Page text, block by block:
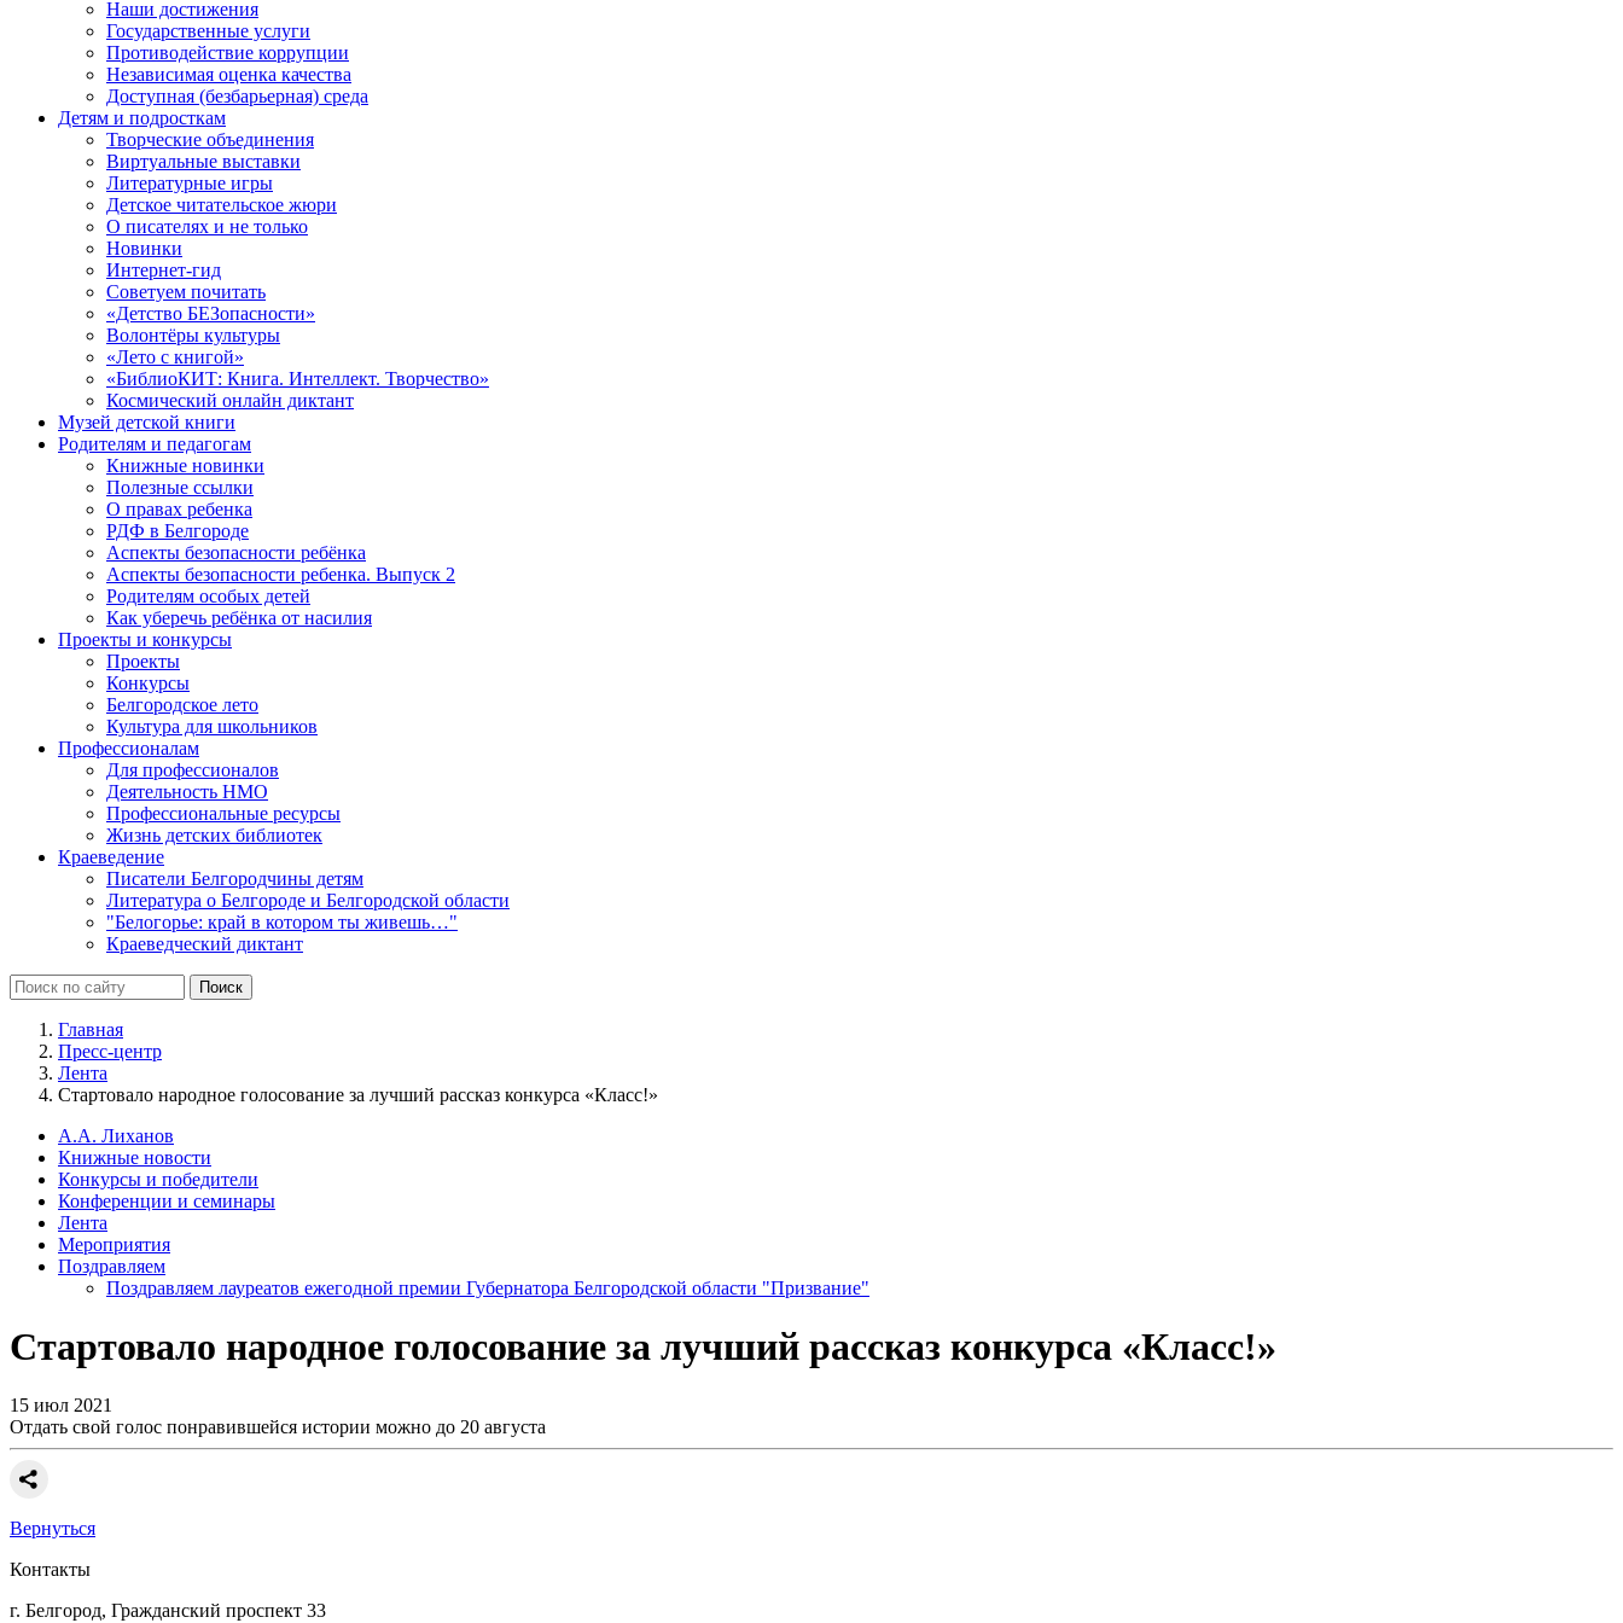
Наши достижения
Государственные услуги
Противодействие коррупции
Независимая оценка качества
Доступная (безбарьерная) среда
Детям и подросткам
Творческие объединения
Виртуальные выставки
Литературные игры
Детское читательское жюри
О писателях и не только
Новинки
Интернет-гид
Советуем почитать
«Детство БЕЗопасности»
Волонтёры культуры
«Лето с книгой»
«БиблиоКИТ: Книга. Интеллект. Творчество»
Космический онлайн диктант
Музей детской книги
Родителям и педагогам
Книжные новинки
Полезные ссылки
О правах ребенка
РДФ в Белгороде
Аспекты безопасности ребёнка
Аспекты безопасности ребенка. Выпуск 2
Родителям особых детей
Как уберечь ребёнка от насилия
Проекты и конкурсы
Проекты
Конкурсы
Белгородское лето
Культура для школьников
Профессионалам
Для профессионалов
Деятельность НМО
Профессиональные ресурсы
Жизнь детских библиотек
Краеведение
Писатели Белгородчины детям
Литература о Белгороде и Белгородской области
"Белогорье: край в котором ты живешь…"
Краеведческий диктант
Главная
Пресс-центр
Лента
Стартовало народное голосование за лучший рассказ конкурса «Класс!»
А.А. Лиханов
Книжные новости
Конкурсы и победители
Конференции и семинары
Лента
Мероприятия
Поздравляем
Поздравляем лауреатов ежегодной премии Губернатора Белгородской области "Призвание"
Стартовало народное голосование за лучший рассказ конкурса «Класс!»
15 июл 2021
Отдать свой голос понравившейся истории можно до 20 августа
Вернуться
Контакты
г. Белгород, Гражданский проспект 33